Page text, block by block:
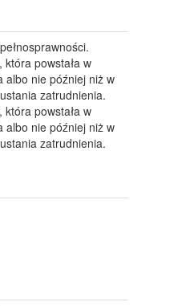
powstała w
albo nie później niż w
zatrudnienia.
powstała w
albo nie później niż w
zatrudnienia.